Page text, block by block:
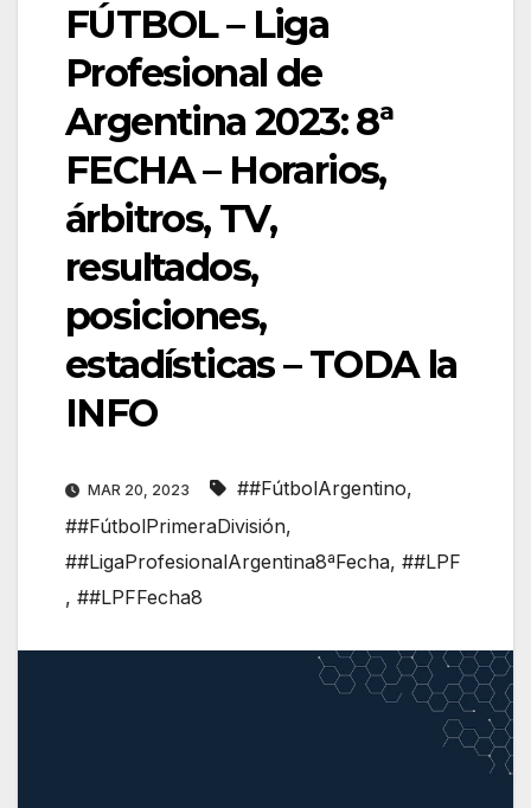
FÚTBOL – Liga
Profesional de
Argentina 2023: 8ª
FECHA – Horarios,
árbitros, TV,
resultados,
posiciones,
estadísticas – TODA la
INFO
MAR 20, 2023 ##FútbolArgentino,
##FútbolPrimeraDivisión,
##LigaProfesionalArgentina8ªFecha, ##LPF
, ##LPFFecha8